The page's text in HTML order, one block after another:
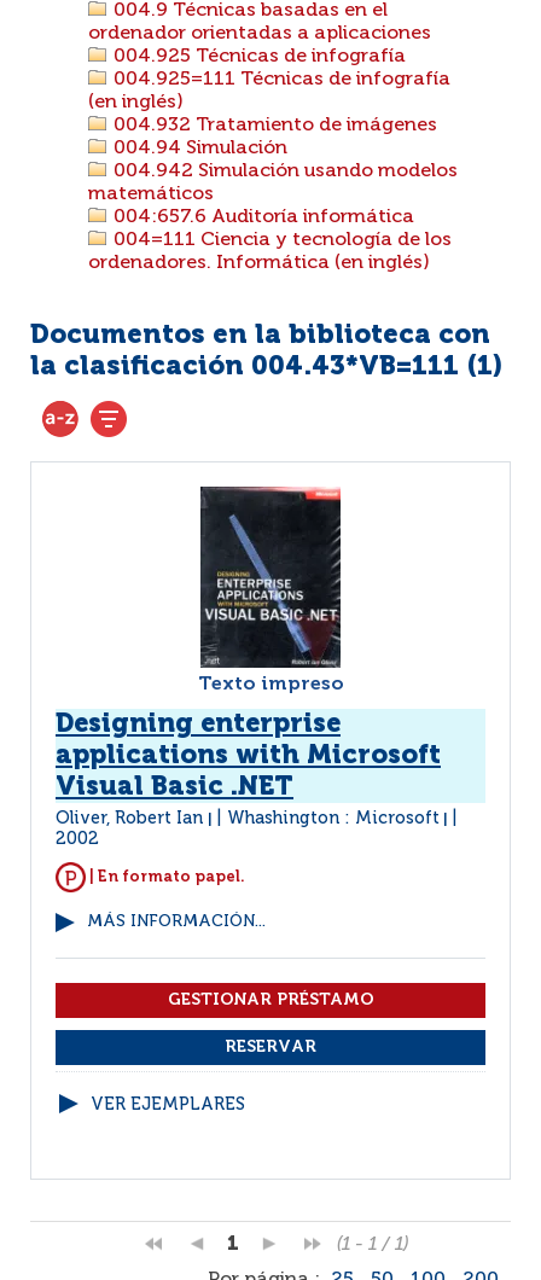
004.9 Técnicas basadas en el
ordenador orientadas a aplicaciones
004.925 Técnicas de infografía
004.925=111 Técnicas de infografía
(en inglés)
004.932 Tratamiento de imágenes
004.94 Simulación
004.942 Simulación usando modelos
matemáticos
004:657.6 Auditoría informática
004=111 Ciencia y tecnología de los
ordenadores. Informática (en inglés)
Documentos en la biblioteca con
la clasificación 004.43*VB=111 (1)
Texto impreso
Designing enterprise
applications with Microsoft
Visual Basic .NET
Oliver, Robert Ian Whashington : Microsoft
2002
| En formato papel.
MÁS INFORMACIÓN...
VER EJEMPLARES
1
(1 - 1 / 1)